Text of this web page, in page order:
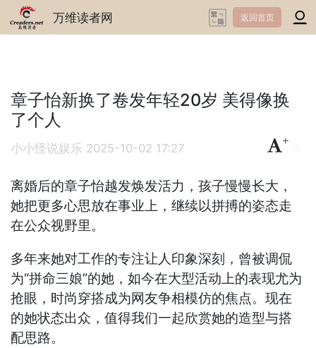
万维读者网 返回首页
章子怡新换了卷发年轻20岁 美得像换
了个人
小小怪说娱乐 2025-10-02 17:27
+
离婚后的章子怡越发焕发活力，孩子慢慢长大，
她把更多心思放在事业上，继续以拼搏的姿态走
在公众视野里。
多年来她对工作的专注让人印象深刻，曾被调侃
为“拼命三娘”的她，如今在大型活动上的表现尤为
抢眼，时尚穿搭成为网友争相模仿的焦点。现在
的她状态出众，值得我们一起欣赏她的造型与搭
配思路。